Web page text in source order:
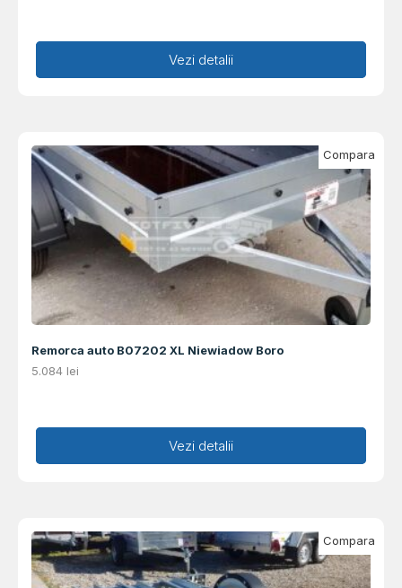
Adaugă în coș
Vezi detalii
Remorca auto B07202 XL Niewiadow Boro
5.084 lei
Adaugă în coș
Vezi detalii
Compara
Compara